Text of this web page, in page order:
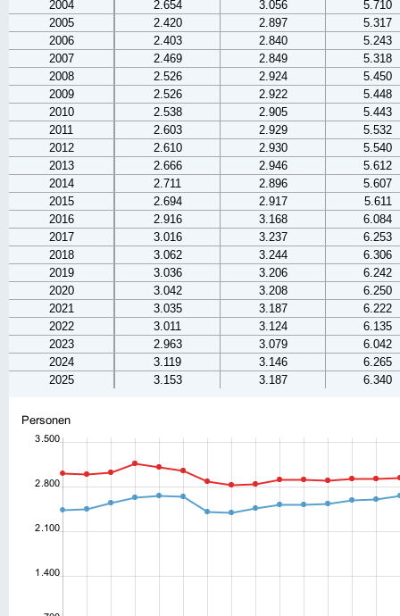
2004
2.654 3.056
5.710
2005
2.420 2.897
5.317
2006
2.403 2.840
5.243
2007
2.469 2.849
5.318
2008
2.526 2.924
5.450
2009
2.526 2.922
5.448
2010
2.538 2.905
5.443
2011
2.603 2.929
5.532
2012
2.610 2.930
5.540
2013
2.666 2.946
5.612
2014
2.711 2.896
5.607
2015
2.694 2.917
5.611
2016
2.916 3.168
6.084
2017
3.016 3.237
6.253
2018
3.062 3.244
6.306
2019
3.036 3.206
6.242
2020
3.042 3.208
6.250
2021
3.035 3.187
6.222
2022
3.011 3.124
6.135
2023
2.963 3.079
6.042
2024
3.119 3.146
6.265
2025
3.153 3.187 6.340